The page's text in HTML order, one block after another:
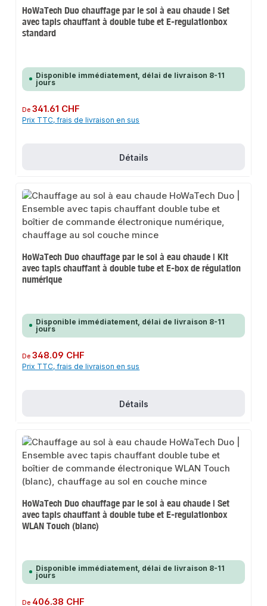
HoWaTech Duo chauffage par le sol à eau chaude | Set
avec tapis chauffant à double tube et E-regulationbox
standard
Disponible immédiatement, délai de livraison 8-11
jours
Prix régulier :
De341.61 CHF
Prix TTC, frais de livraison en sus
Détails
HoWaTech Duo chauffage par le sol à eau chaude | Kit
avec tapis chauffant à double tube et E-box de régulation
numérique
Disponible immédiatement, délai de livraison 8-11
jours
Prix régulier :
De348.09 CHF
Prix TTC, frais de livraison en sus
Détails
HoWaTech Duo chauffage par le sol à eau chaude | Set
avec tapis chauffant à double tube et E-regulationbox
WLAN Touch (blanc)
Disponible immédiatement, délai de livraison 8-11
jours
Prix régulier :
De 406.38 CHF